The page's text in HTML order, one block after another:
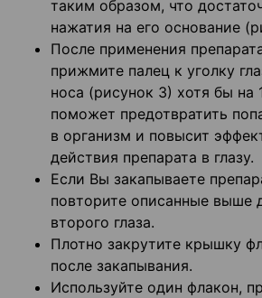
таким образом, что
нажатия на его основание
После применения
прижмите палец к уголку
носа (рисунок 3) хотя бы на
поможет предотвратить
в организм и повысит
действия препарата в глазу.
Если Вы закапываете
повторите описанные выше
второго глаза.
Плотно закрутите крышку
после закапывания.
Используйте один флакон,